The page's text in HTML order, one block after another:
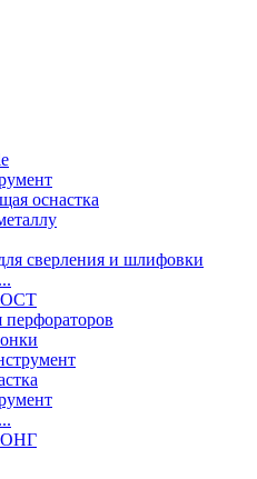
оснастка
сверления и шлифовки
перфораторов